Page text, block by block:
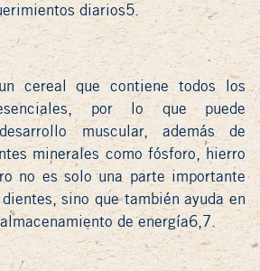
diarios5.
cereal que contiene todos los
por lo que puede
muscular, además de
minerales como fósforo, hierro
no es solo una parte importante
sino que también ayuda en
de energía6,7.